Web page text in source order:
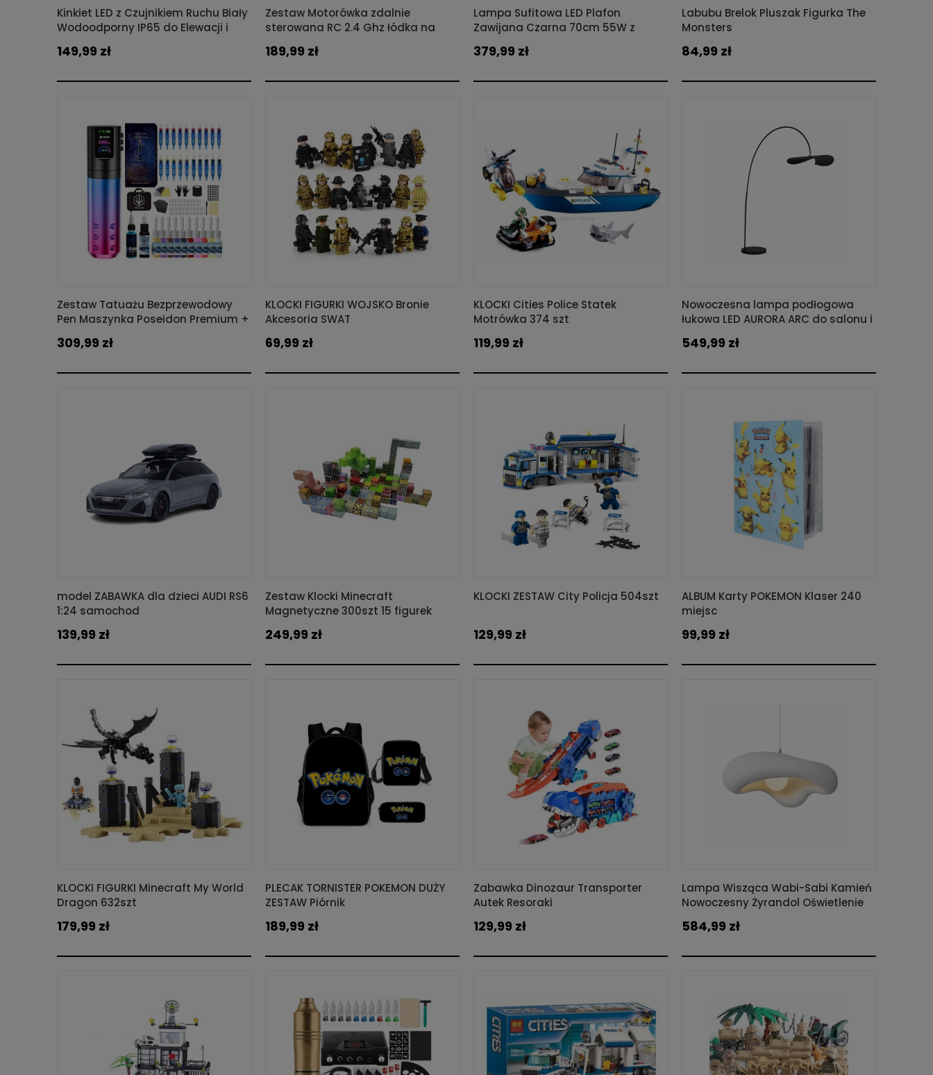
Kinkiet LED z Czujnikiem Ruchu Biały
Wodoodporny IP65 do Elewacji i
149,99 zł
Zestaw Motorówka zdalnie
sterowana RC 2.4 Ghz łódka na
189,99 zł
Lampa Sufitowa LED Plafon
Zawijana Czarna 70cm 55W z
379,99 zł
Labubu Brelok Pluszak Figurka The
Monsters
84,99 zł
Zestaw Tatuażu Bezprzewodowy
Pen Maszynka Poseidon Premium +
309,99 zł
KLOCKI FIGURKI WOJSKO Bronie
Akcesoria SWAT
69,99 zł
KLOCKI Cities Police Statek
Motrówka 374 szt
119,99 zł
Nowoczesna lampa podłogowa
łukowa LED AURORA ARC do salonu i
549,99 zł
model ZABAWKA dla dzieci AUDI RS6
1:24 samochod
139,99 zł
Zestaw Klocki Minecraft
Magnetyczne 300szt 15 figurek
249,99 zł
KLOCKI ZESTAW City Policja 504szt
129,99 zł
ALBUM Karty POKEMON Klaser 240
miejsc
99,99 zł
KLOCKI FIGURKI Minecraft My World
Dragon 632szt
179,99 zł
PLECAK TORNISTER POKEMON DUŻY
ZESTAW Piórnik
189,99 zł
Zabawka Dinozaur Transporter
Autek Resoraki
129,99 zł
Lampa Wisząca Wabi-Sabi Kamień
Nowoczesny Żyrandol Oświetlenie
584,99 zł